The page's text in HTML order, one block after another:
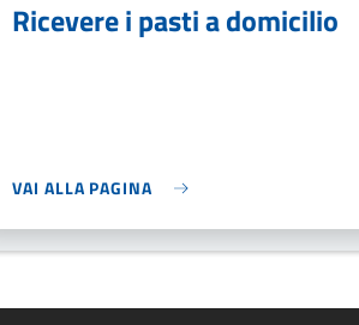
Ricevere i pasti a domicilio
VAI ALLA PAGINA